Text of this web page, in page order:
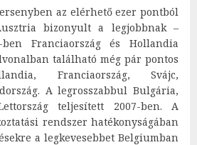
az elérhető ezer pontból
bizonyult a legjobbnak –
Franciaország és Hollandia
található még pár pontos
Franciaország, Svájc,
A legrosszabbul Bulgária,
teljesített 2007-ben. A
rendszer hatékonyságában
a legkevesebbet Belgiumban